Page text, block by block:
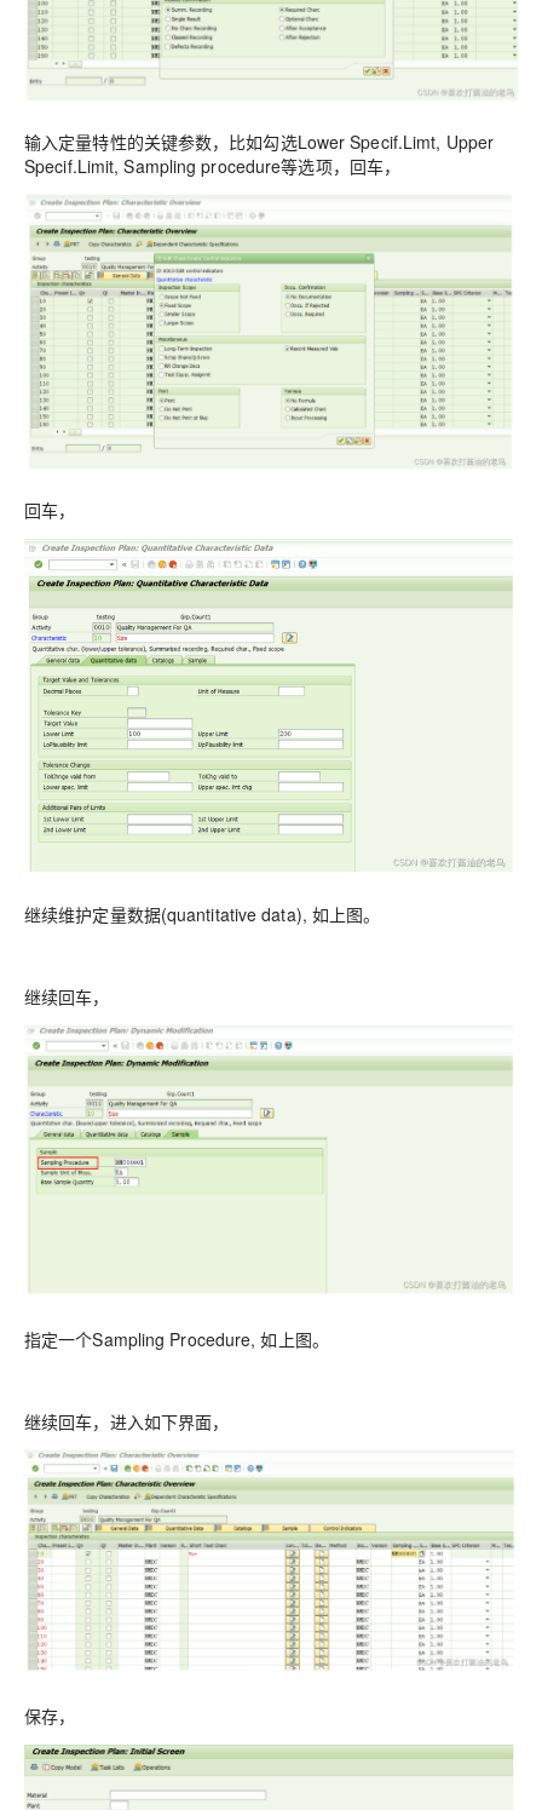
输入定量特性的关键参数，比如勾选Lower Specif.Limt, Upper
Specif.Limit, Sampling procedure等选项，回车，
回车，
继续维护定量数据(quantitative data), 如上图。
继续回车，
指定一个Sampling Procedure, 如上图。
继续回车，进入如下界面，
保存，